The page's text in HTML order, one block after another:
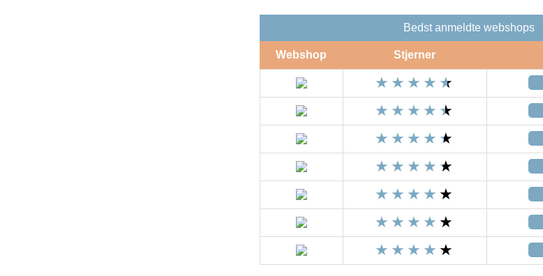
Bedst anmeldte webshops
Webshop Stjerner